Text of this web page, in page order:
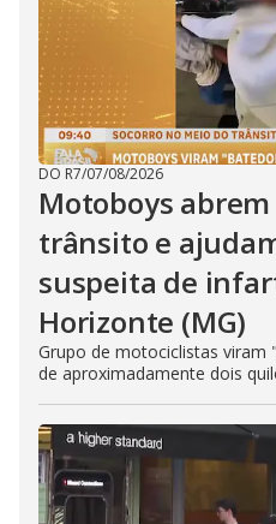
DO R7/07/08/2026
Motoboys
trânsito e
suspeita de
Horizonte (MG)
Grupo de motociclistas
de aproximadamente dois